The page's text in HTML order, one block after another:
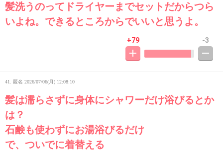
髪洗うのってドライヤーまでセットだからつら
いよね。できるところからでいいと思うよ。
+79 -3
41. 匿名 2026/07/06(月) 12:08:10
髪は濡らさずに身体にシャワーだけ浴びるとか
は？
石鹸も使わずにお湯浴びるだけ
で、ついでに着替える